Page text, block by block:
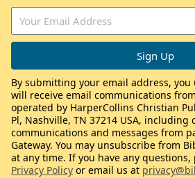
By submitting your email address,
will receive email communications
operated by HarperCollins Christian
Pl, Nashville, TN 37214 USA, including
communications and messages from
Gateway. You may unsubscribe from
at any time. If you have any questions,
Privacy Policy or email us at